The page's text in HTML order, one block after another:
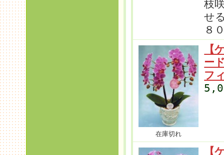
枝
せ
８
在庫切れ
【
ー
フ
【